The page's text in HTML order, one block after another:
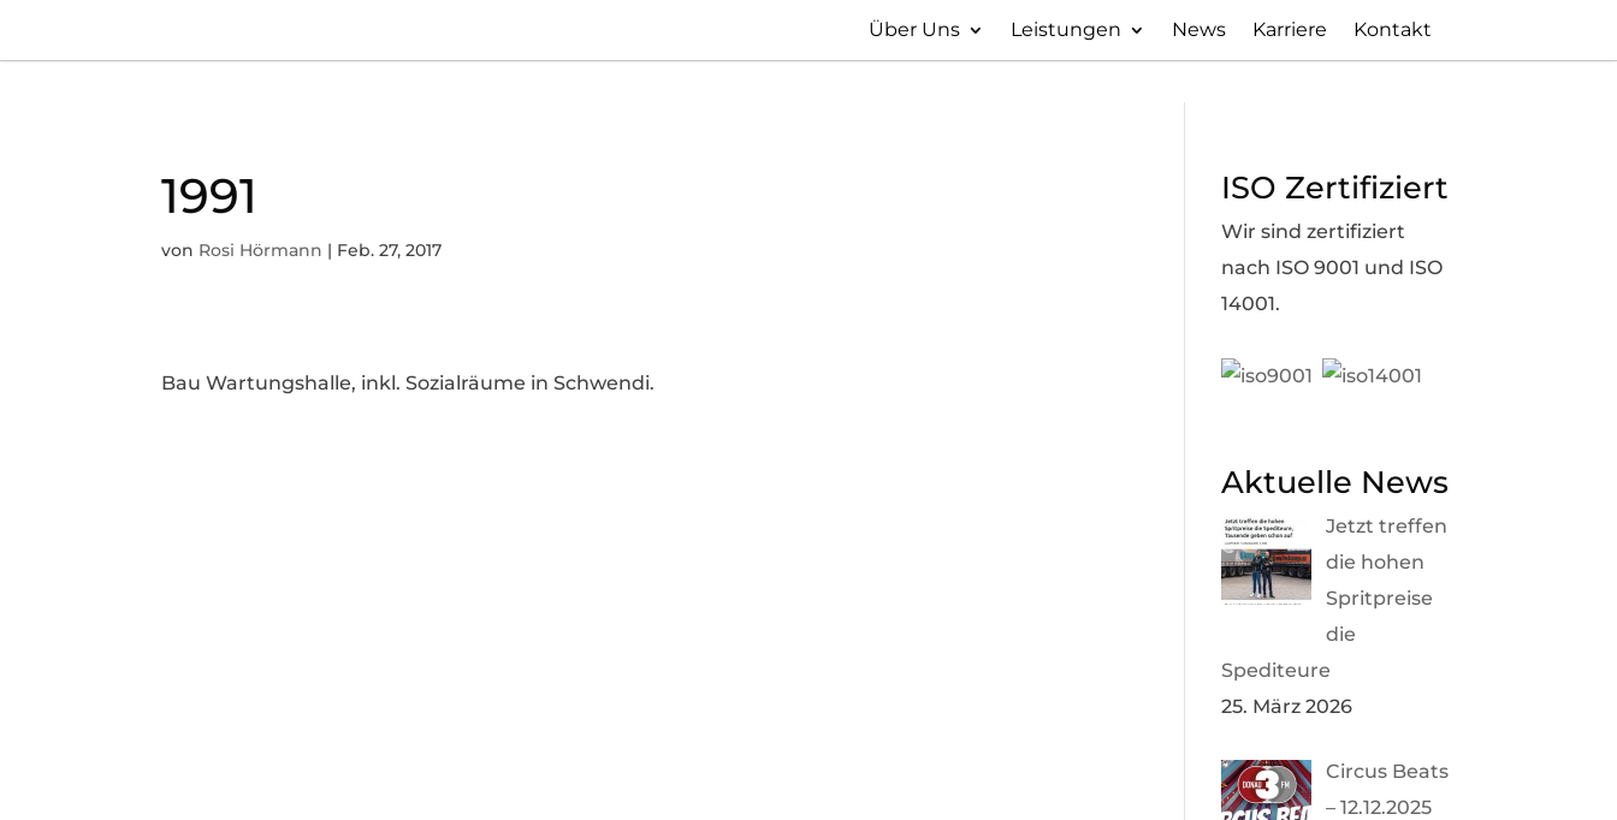
Über Uns Leistungen News Karriere Kontakt
1991
von Rosi Hörmann | Feb. 27, 2017
Bau Wartungshalle, inkl. Sozialräume in Schwendi.
ISO Zertifiziert
Wir sind zertifiziert
nach ISO 9001 und ISO
14001.
Aktuelle News
Jetzt treffen
die hohen
Spritpreise
die
Spediteure
25. März 2026
Circus Beats
– 12.12.2025